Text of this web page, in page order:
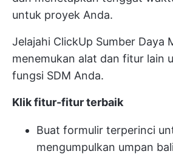
untuk proyek Anda.
Jelajahi ClickUp Sumber Daya
menemukan alat dan fitur lain
fungsi SDM Anda.
Klik fitur-fitur terbaik
Buat formulir terperinci
mengumpulkan umpan